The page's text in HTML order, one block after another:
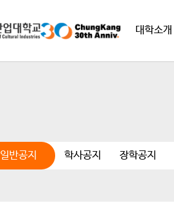
대학소개
일반공지 학사공지 장학공지